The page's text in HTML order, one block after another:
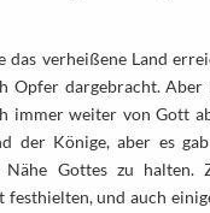
das verheißene Land
Opfer dargebracht. Aber
immer weiter von Gott
der Könige, aber es
Gottes zu halten.
festhielten, und auch